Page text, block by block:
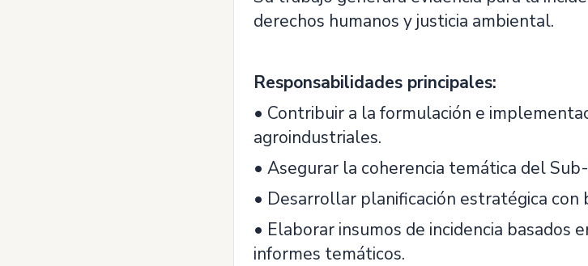
derechos humanos y justicia ambiental.
Responsabilidades principales:
• Contribuir a la formulación e
agroindustriales.
• Asegurar la coherencia temática del
• Desarrollar planificación estratégica
• Elaborar insumos de incidencia basados
informes temáticos.